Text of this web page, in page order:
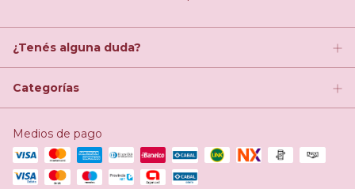
¿Tenés alguna duda?
Categorías
Medios de pago